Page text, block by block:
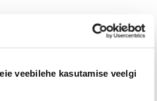
veebilehe kasutamise veelgi
lisaks